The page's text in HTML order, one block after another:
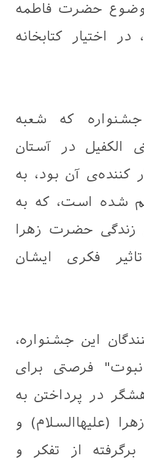
حضرت فاطمه
در اختیار کتابخانه
که شعبه
الکفیل در آستان
کننده‌ی آن بود، به
شده است، که به
زندگی حضرت زهرا
فکری ایشان
این جشنواره،
فرصتی برای
در پرداختن به
(علیهاالسلام) و
از تفکر و